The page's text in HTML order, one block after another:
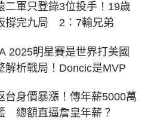
二軍只登錄3位投手！19歲
撐完九局 2：7輸兄弟
2025明星賽是世界打美國
析戰局！Doncic是MVP
台身價暴漲！傳年薪5000萬
總額直逼詹皇年薪？